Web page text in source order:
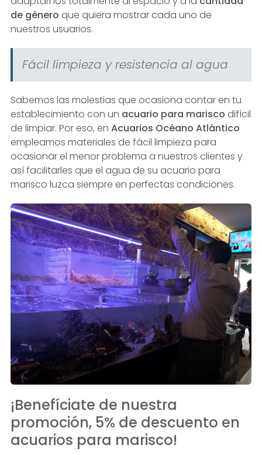
de género que quiera mostrar cada uno de
nuestros usuarios.
Fácil limpieza y resistencia al agua
Sabemos las molestias que ocasiona contar en tu
establecimiento con un acuario para marisco difícil
de limpiar. Por eso, en Acuarios Océano Atlántico
empleamos materiales de fácil limpieza para
ocasionar el menor problema a nuestros clientes y
así facilitarles que el agua de su acuario para
marisco luzca siempre en perfectas condiciones.
¡Benefíciate de nuestra
promoción, 5% de descuento en
acuarios para marisco!